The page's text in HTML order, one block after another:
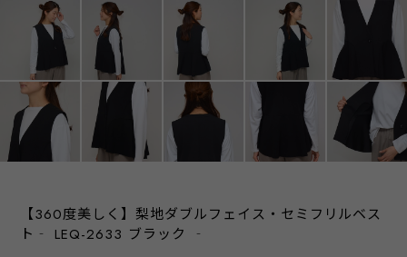
【360度美しく】梨地ダブルフェイス・セミフリルベス
ト‐ LEQ-2633 ブラック ‐